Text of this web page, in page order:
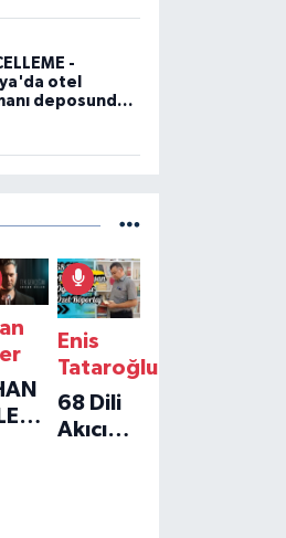
-
otel
deposunda
Enis
Tataroğlu
68 Dili
Akıcı